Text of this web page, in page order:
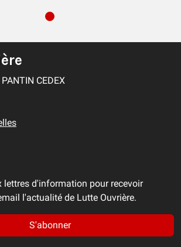
CEDEX
lettres d'information pour recevoir
l'actualité de Lutte Ouvrière.
S'abonner